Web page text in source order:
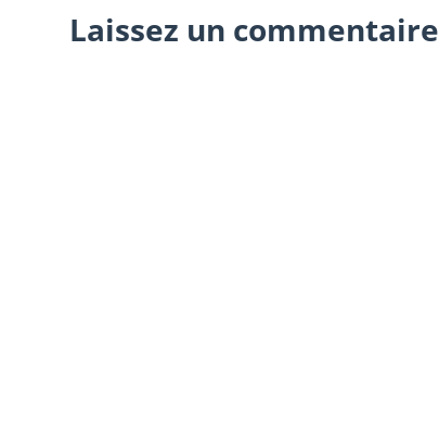
Laissez un commentaire